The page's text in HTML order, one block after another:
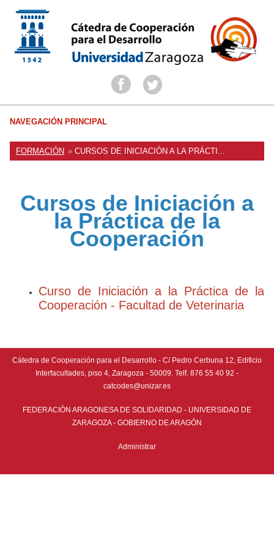
NAVEGACIÓN PRINCIPAL
BREADCRUMBS
YOU
FORMACIÓN CURSOS DE INICIACIÓN A LA PRÁCTI...
Cursos de Iniciación a
la Práctica de la
Cooperación
Curso de Iniciación a la Práctica de la
Cooperación - Facultad de Veterinaria
Cátedra de Cooperación para el Desarrollo - C/ Pedro Cerbuna 12, Edificio
Interfacultades, piso 4, Zaragoza - 50009. Telf. 876 55 40 92 -
catcodes@unizar.es
FEDERACIÓN ARAGONESA DE SOLIDARIDAD - UNIVERSIDAD DE
ZARAGOZA - GOBIERNO DE ARAGÓN
Administrar